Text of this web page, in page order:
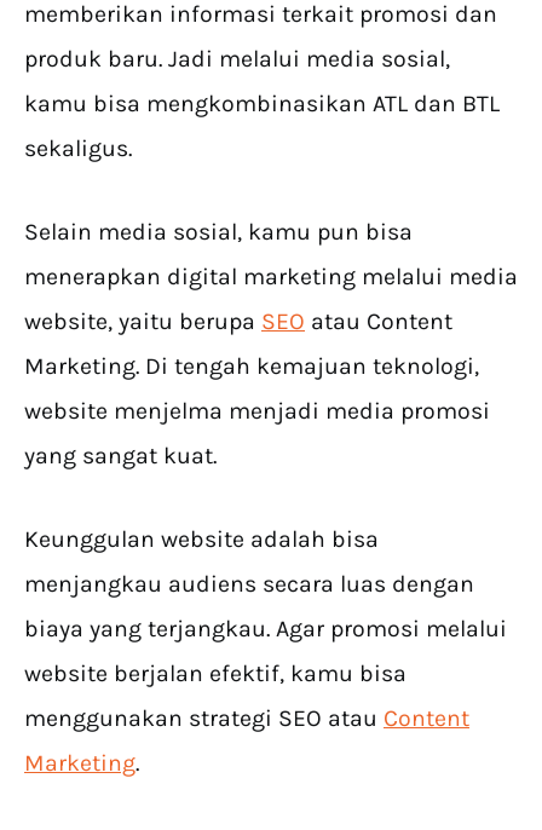
memberikan informasi terkait promosi dan
produk baru. Jadi melalui media sosial,
kamu bisa mengkombinasikan ATL dan BTL
sekaligus.
Selain media sosial, kamu pun bisa
menerapkan digital marketing melalui media
website, yaitu berupa SEO atau Content
Marketing. Di tengah kemajuan teknologi,
website menjelma menjadi media promosi
yang sangat kuat.
Keunggulan website adalah bisa
menjangkau audiens secara luas dengan
biaya yang terjangkau. Agar promosi melalui
website berjalan efektif, kamu bisa
menggunakan strategi SEO atau Content
Marketing.